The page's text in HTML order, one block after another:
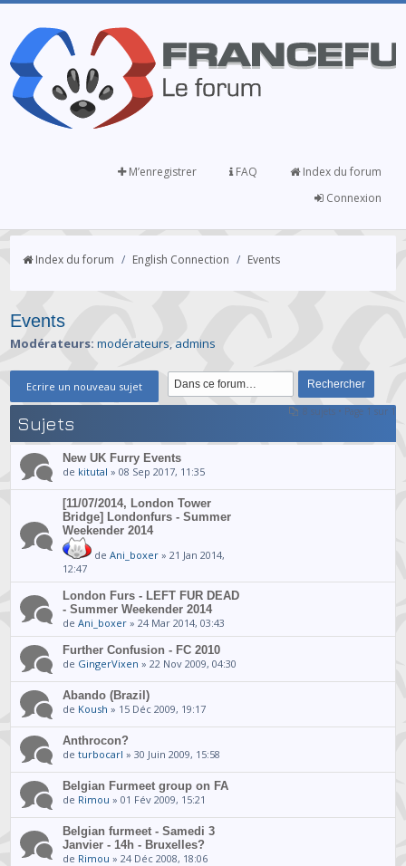
Index du forum
FAQ
M’enregistrer
Connexion
Index du forum / English Connection / Events
Events
Modérateurs: modérateurs, admins
Ecrire un nouveau sujet
8 sujets • Page 1 sur 1
Sujets
New UK Furry Events
de kitutal » 08 Sep 2017, 11:35
[11/07/2014, London Tower
Bridge] Londonfurs - Summer
Weekender 2014
deAni_boxer » 21 Jan 2014,
12:47
London Furs - LEFT FUR DEAD
- Summer Weekender 2014
deAni_boxer » 24 Mar 2014, 03:43
Further Confusion - FC 2010
de GingerVixen » 22 Nov 2009, 04:30
Abando (Brazil)
de Koush » 15 Déc 2009, 19:17
Anthrocon?
deturbocarl » 30 Juin 2009, 15:58
Belgian Furmeet group on FA
de Rimou » 01 Fév 2009, 15:21
Belgian furmeet - Samedi 3
Janvier - 14h - Bruxelles?
de Rimou » 24 Déc 2008, 18:06